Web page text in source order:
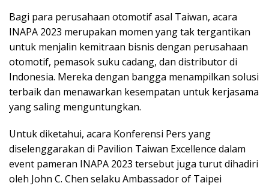
Bagi para perusahaan otomotif asal Taiwan, acara
INAPA 2023 merupakan momen yang tak tergantikan
untuk menjalin kemitraan bisnis dengan perusahaan
otomotif, pemasok suku cadang, dan distributor di
Indonesia. Mereka dengan bangga menampilkan solusi
terbaik dan menawarkan kesempatan untuk kerjasama
yang saling menguntungkan.
Untuk diketahui, acara Konferensi Pers yang
diselenggarakan di Pavilion Taiwan Excellence dalam
event pameran INAPA 2023 tersebut juga turut dihadiri
oleh John C. Chen selaku Ambassador of Taipei